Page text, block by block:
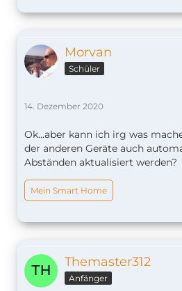
Morvan
Schüler
14. Dezember 2020
Ok...aber kann ich irg was
der anderen Geräte auch
Abständen aktualisiert werden?
Mein Smart Home
Themaster312
Anfänger